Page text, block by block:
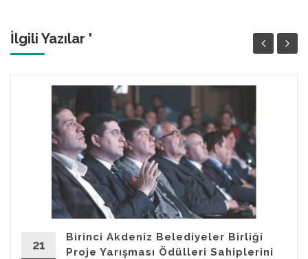
İlgili Yazılar '
21
Birinci Akdeniz Belediyeler Birliği
Proje Yarışması Ödülleri Sahiplerini